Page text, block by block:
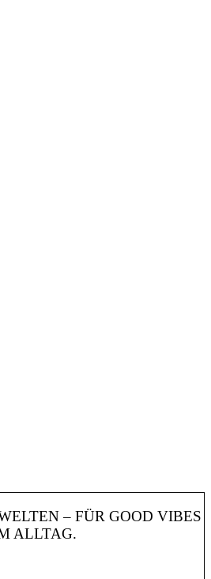
– FÜR GOOD VIBES
ALLTAG.